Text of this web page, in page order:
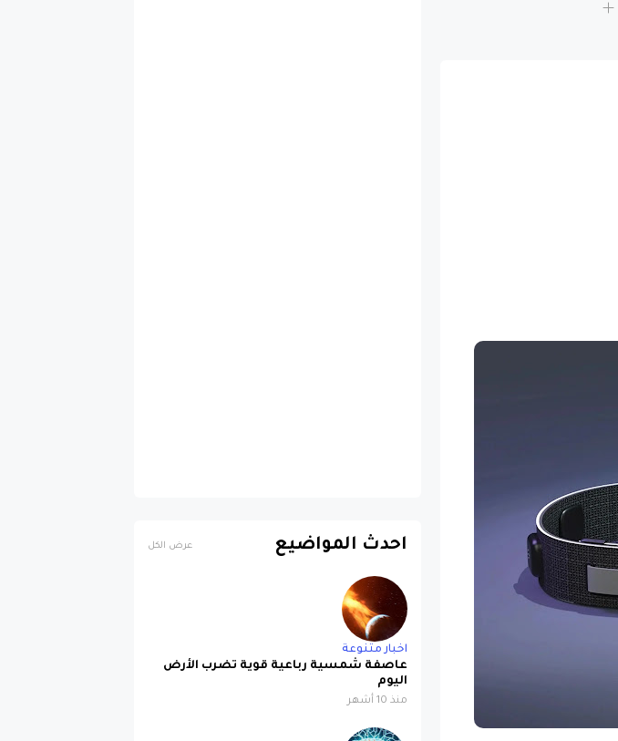
احدث المواضيع عرض الكل
اخبار متنوعة
عاصفة شمسية رباعية قوية تضرب الأرض
اليوم
منذ 10 أشهر